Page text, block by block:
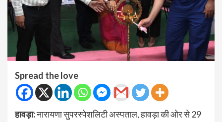
Spread the love
हावड़ा:नारायणा सुपरस्पेशलिटी अस्पताल, हावड़ा की ओर से 29